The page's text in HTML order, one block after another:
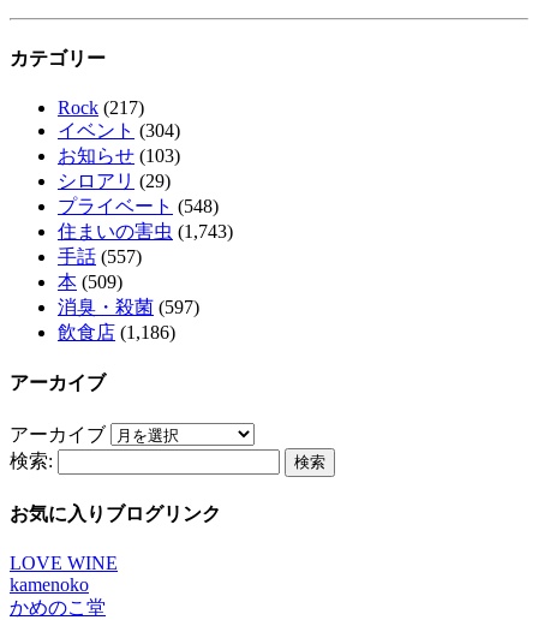
カテゴリー
Rock (217)
イベント (304)
お知らせ (103)
シロアリ (29)
プライベート (548)
住まいの害虫 (1,743)
手話 (557)
本 (509)
消臭・殺菌 (597)
飲食店 (1,186)
アーカイブ
アーカイブ
検索:
お気に入りブログリンク
LOVE WINE
kamenoko
かめのこ堂